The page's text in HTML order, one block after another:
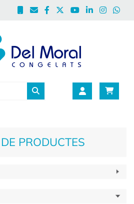
PRODUCTES